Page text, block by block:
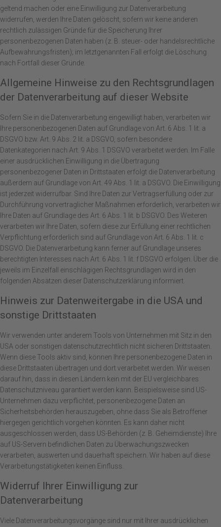
geltend machen oder eine Einwilligung zur Datenverarbeitung
widerrufen, werden Ihre Daten gelöscht, sofern wir keine anderen
rechtlich zulässigen Gründe für die Speicherung Ihrer
personenbezogenen Daten haben (z. B. steuer- oder handelsrechtliche
Aufbewahrungsfristen); im letztgenannten Fall erfolgt die Löschung
nach Fortfall dieser Gründe.
Allgemeine Hinweise zu den Rechtsgrundlagen
der Datenverarbeitung auf dieser Website
Sofern Sie in die Datenverarbeitung eingewilligt haben, verarbeiten wir
Ihre personenbezogenen Daten auf Grundlage von Art. 6 Abs. 1 lit. a
DSGVO bzw. Art. 9 Abs. 2 lit. a DSGVO, sofern besondere
Datenkategorien nach Art. 9 Abs. 1 DSGVO verarbeitet werden. Im Falle
einer ausdrücklichen Einwilligung in die Übertragung
personenbezogener Daten in Drittstaaten erfolgt die Datenverarbeitung
außerdem auf Grundlage von Art. 49 Abs. 1 lit. a DSGVO. Die Einwilligung
ist jederzeit widerrufbar. Sind Ihre Daten zur Vertragserfüllung oder zur
Durchführung vorvertraglicher Maßnahmen erforderlich, verarbeiten wir
Ihre Daten auf Grundlage des Art. 6 Abs. 1 lit. b DSGVO. Des Weiteren
verarbeiten wir Ihre Daten, sofern diese zur Erfüllung einer rechtlichen
Verpflichtung erforderlich sind auf Grundlage von Art. 6 Abs. 1 lit. c
DSGVO. Die Datenverarbeitung kann ferner auf Grundlage unseres
berechtigten Interesses nach Art. 6 Abs. 1 lit. f DSGVO erfolgen. Über die
jeweils im Einzelfall einschlägigen Rechtsgrundlagen wird in den
folgenden Absätzen dieser Datenschutzerklärung informiert.
Hinweis zur Datenweitergabe in die USA und
sonstige Drittstaaten
Wir verwenden unter anderem Tools von Unternehmen mit Sitz in den
USA oder sonstigen datenschutzrechtlich nicht sicheren Drittstaaten.
Wenn diese Tools aktiv sind, können Ihre personenbezogene Daten in
diese Drittstaaten übertragen und dort verarbeitet werden. Wir weisen
darauf hin, dass in diesen Ländern kein mit der EU vergleichbares
Datenschutzniveau garantiert werden kann. Beispielsweise sind US-
Unternehmen dazu verpflichtet, personenbezogene Daten an
Sicherheitsbehörden herauszugeben, ohne dass Sie als Betroffener
hiergegen gerichtlich vorgehen könnten. Es kann daher nicht
ausgeschlossen werden, dass US-Behörden (z. B. Geheimdienste) Ihre
auf US-Servern befindlichen Daten zu Überwachungszwecken
verarbeiten, auswerten und dauerhaft speichern. Wir haben auf diese
Verarbeitungstätigkeiten keinen Einfluss.
Widerruf Ihrer Einwilligung zur
Datenverarbeitung
Viele Datenverarbeitungsvorgänge sind nur mit Ihrer ausdrücklichen